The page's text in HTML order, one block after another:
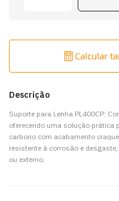
Descrição
Suporte para Lenha PL400CP:
oferecendo uma solução prática
carbono com acabamento
resistente à corrosão e
ou externo.
Calcular